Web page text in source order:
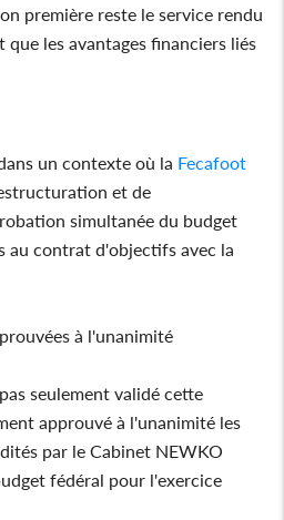
première reste le service rendu
les avantages financiers liés
un contexte où la Fecafoot
et de
simultanée du budget
au contrat d'objectifs avec la
à l'unanimité
seulement validé cette
approuvé à l'unanimité les
par le Cabinet NEWKO
fédéral pour l'exercice